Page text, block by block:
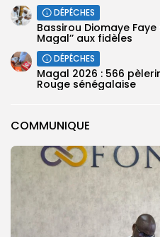
COMMUNIQUE
DÉPÊCHES
Bassirou Diomaye Faye
Magal’’ aux fidèles
DÉPÊCHES
Magal 2026 : 566
Rouge sénégalaise